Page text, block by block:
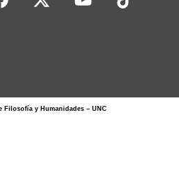
Filosofía y Humanidades – UNC